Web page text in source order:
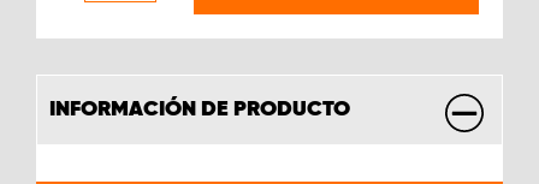
INFORMACIÓN DE PRODUCTO